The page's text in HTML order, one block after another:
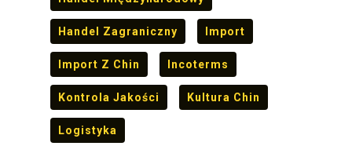
Handel Zagraniczny Import
Import Z Chin Incoterms
Kontrola Jakości Kultura Chin
Logistyka